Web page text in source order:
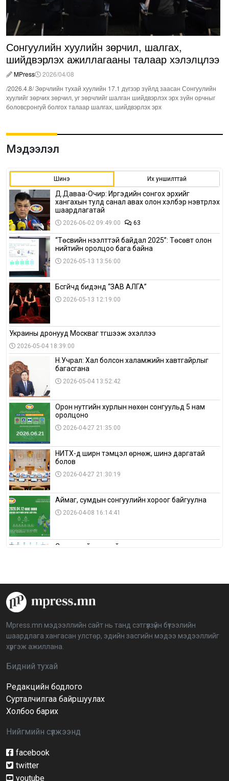
Сонгуулийн хуулийн зөрчил, шалгах,
шийдвэрлэх ажиллагааны талаар хэлэлцлээ
MPress
2026/04/08
/2026.4.8/ Зөрчлийн тухай хуулийн 17.1 дүгээр зүйлд заасан Сонгуулийн
хуулийг зөрчих зөрчил, уг зөрчлийг шалган шийдвэрлэх эрх зүйн орчныг
боловсронгуй болгох талаар шалгах, шийдвэрлэх эрх
Мэдээлэл
Шинэ Их уншилттай
Д.Даваа-Очир: Иргэдийн сонгох эрхийг
хангахын тулд санал авах олон хэлбэр нэвтрүүлэх
шаардлагатай
2026-06-02 09:49:00 63
“Төсвийн нээлттэй байдал 2025”: Төсөвт олон
нийтийн оролцоо бага байна
2026-05-13 13:56:00
Бүсгүйчүүд бидэнд “ЗАВ АЛГА”
2026-05-13 12:19:00
Украины дронууд Москваг түгшээж эхэллээ
2026-05-04 18:39:00
Н.Учрал: Хал болсон халамжийн хавтгайрлыг
багасгана
2026-05-04 13:52:42
Орон нутгийн хурлын нөхөн сонгуульд 5 нам
оролцоно
2026-04-27 21:35:00
НИТХ-д ширүүн тэмцэл өрнөж, шинэ даргатай
болов
2026-04-27 21:30:19
Аймаг, сумдын сонгуулийн хороог байгуулна
2026-04-08 16:14:41
Сонгуулийн хуулийн зөрчил, шалгах,
аймагт үргэлжилж байна
BTS-ийн тоглолтыг Netflix дэлхий даяар шууд
дамжуулна
Иргэдийн төлөөлөгчдийн хурлын 2026 оны
нөхөн сонгууль 6 дугаар сарын 21-нд болно
Д.Тэгшбаяр: НҮБ-ын тогтоол санаачилж,
Mpress.mn мэдээллийн сайт нь танд сэтгүүлзүйн бүтээлийн
шаардлага хангасан улстөр, эдийн засгийн мэдээ мэдээллийг
хүргэж ажиллана.
Бидний тухай
Редакцийн бодлого
Сурталчилгаа байршуулах
Холбоо барих
Нийгмийн сүлжээнд
facebook
twitter
youtube